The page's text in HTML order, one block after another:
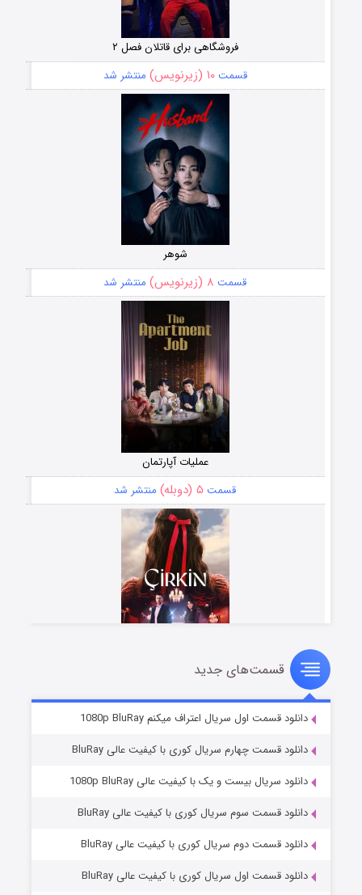
فروشگاهی برای قاتلان فصل ۲
قسمت۱۰ (زیرنویس) منتشر شد
شوهر
قسمت ۸ (زیرنویس) منتشر شد
عملیات آپارتمان
قسمت ۵ (دوبله) منتشر شد
سریال زشت
قسمت۲ (زیرنویس) منتشر شد
مردگان متحرک: شهر مرده ۳
قسمت‌های جدید
دانلود قسمت اول سریال اعتراف میکنم 1080p BluRay
دانلود قسمت چهارم سریال کوری با کیفیت عالی BluRay
دانلود سریال بیست و یک با کیفیت عالی 1080p BluRay
دانلود قسمت سوم سریال کوری با کیفیت عالی BluRay
دانلود قسمت دوم سریال کوری با کیفیت عالی BluRay
دانلود قسمت اول سریال کوری با کیفیت عالی BluRay